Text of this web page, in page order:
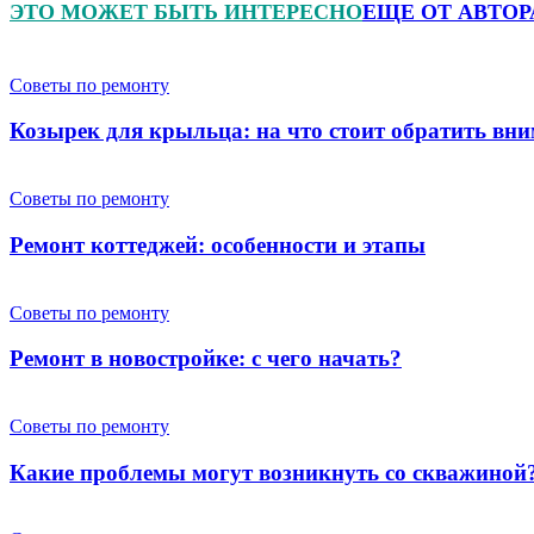
ЭТО МОЖЕТ БЫТЬ ИНТЕРЕСНОЕЩЕ ОТ
Советы по ремонту
Козырек для крыльца: на что стоит обратить
Советы по ремонту
Ремонт коттеджей: особенности и этапы
Советы по ремонту
Ремонт в новостройке: с чего начать?
Советы по ремонту
Какие проблемы могут возникнуть со